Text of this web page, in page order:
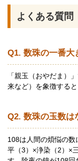
よくある質問
Q1. 数珠の一番大
「親玉（おやだま）
来など）を象徴すると
Q2. 数珠の玉数は
108は人間の煩悩の
平（3）×浄染（2）×